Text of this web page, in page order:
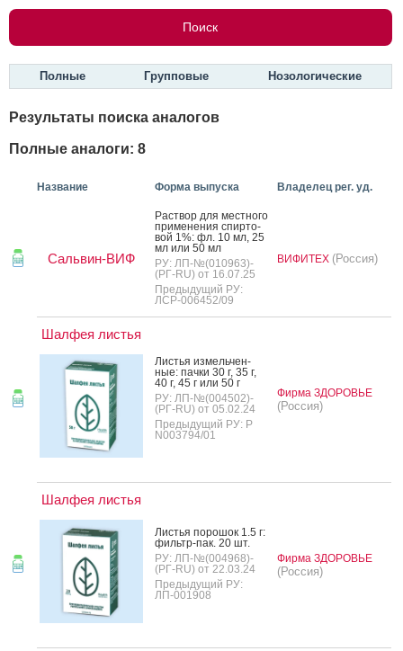
Полные Групповые Нозологические
Результаты поиска аналогов
Полные аналоги: 8
Название Форма выпуска Владелец рег. уд.
Сальвин-ВИФ
Рас­твор для мес­тно­го
при­мене­ния спир­то­
вой 1%: фл. 10 мл, 25
мл или 50 мл
РУ: ЛП-№(010963)-
(РГ-RU) от 16.07.25
Предыдущий РУ:
ЛСР-006452/09
ВИФИТЕХ (Россия)
Шалфея листья
Листья из­мель­чен­
ные: пач­ки 30 г, 35 г,
40 г, 45 г или 50 г
РУ: ЛП-№(004502)-
(РГ-RU) от 05.02.24
Предыдущий РУ: Р
N003794/01
Фирма ЗДОРОВЬЕ
(Россия)
Шалфея листья
Листья по­рошок 1.5 г:
филь­тр-пак. 20 шт.
РУ: ЛП-№(004968)-
(РГ-RU) от 22.03.24
Предыдущий РУ:
ЛП-001908
Фирма ЗДОРОВЬЕ
(Россия)